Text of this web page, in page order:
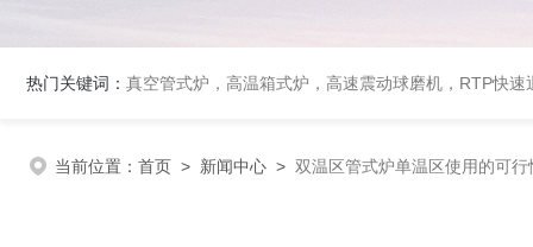
热门关键词： 真空管式炉，高温箱式炉，高速震动球磨机，RTP快
当前位置： 首页 > 新闻中心 > 双温区管式炉单温区使用的可行